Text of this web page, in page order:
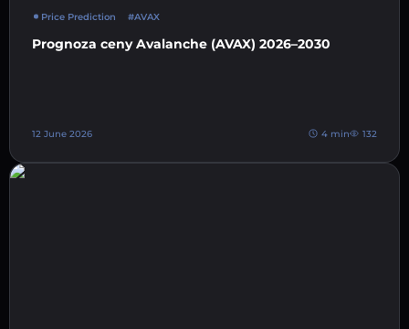
Price Prediction #AVAX
Prognoza ceny Avalanche (AVAX) 2026–2030
12 June 2026 4 min 132